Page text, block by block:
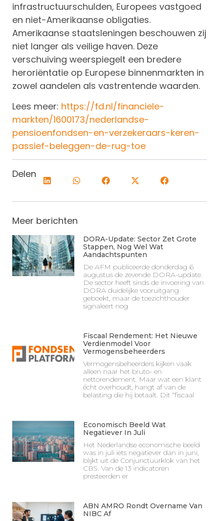
infrastructuurschulden, Europees vastgoed
en niet-Amerikaanse obligaties.
Amerikaanse staatsleningen beschouwen zij
niet langer als veilige haven. Deze
verschuiving weerspiegelt een bredere
heroriëntatie op Europese binnenmarkten in
zowel aandelen als vastrentende waarden.
Lees meer: https://fd.nl/financiele-
markten/1600173/nederlandse-
pensioenfondsen-en-verzekeraars-keren-
passief-beleggen-de-rug-toe
Delen
Meer berichten
DORA-Update: Sector Zet Grote
Stappen, Nog Wel Wat
Aandachtspunten
De AFM publiceerde donderdag 6
augustus de zevende DORA-update.
De sector heeft sinds de invoering van
DORA duidelijke vooruitgang
geboekt, maar de toezichthouder
signaleert nog
Fiscaal Rendement: Het Nieuwe
Verdienmodel Voor
Vermogensbeheerders
Vermogensbeheerders kijken vaak
alleen naar het bruto- en
nettorendement. Maar wat een klant
écht overhoudt, hangt af van de
belasting die hij betaalt. Dit “fiscaal
Economisch Beeld Wat
Negatiever In Juli
Het Nederlandse economische beeld
was in juli iets negatiever dan in juni,
blijkt uit de Conjunctuurklok van het
CBS. Van de 13 indicatoren
presteerden er
ABN AMRO Rondt Overname Van
NIBC Af